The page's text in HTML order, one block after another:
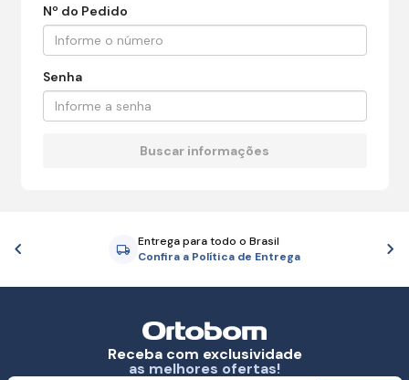
Nº do Pedido
Senha
Entrega para todo o Brasil
Confira a Política de Entrega
Anterior
Receba com exclusividade
as melhores ofertas!